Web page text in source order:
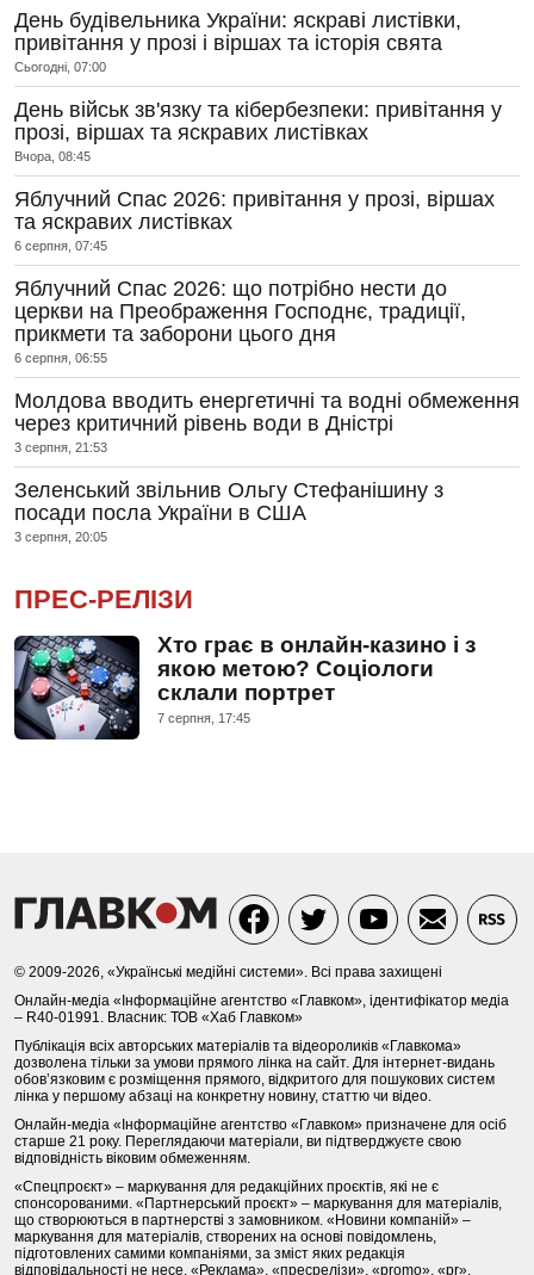
День будівельника України: яскраві листівки,
привітання у прозі і віршах та історія свята
Сьогодні, 07:00
День військ зв'язку та кібербезпеки: привітання у
прозі, віршах та яскравих листівках
Вчора, 08:45
Яблучний Спас 2026: привітання у прозі, віршах
та яскравих листівках
6 серпня, 07:45
Яблучний Спас 2026: що потрібно нести до
церкви на Преображення Господнє, традиції,
прикмети та заборони цього дня
6 серпня, 06:55
Молдова вводить енергетичні та водні обмеження
через критичний рівень води в Дністрі
3 серпня, 21:53
Зеленський звільнив Ольгу Стефанішину з
посади посла України в США
3 серпня, 20:05
ПРЕС-РЕЛІЗИ
Хто грає в онлайн-казино і з
якою метою? Соціологи
склали портрет
7 серпня, 17:45
© 2009-2026, «Українські медійні системи». Всі права захищені
Онлайн-медіа «Інформаційне агентство «Главком», ідентифікатор медіа
– R40-01991. Власник: ТОВ «Хаб Главком»
Публікація всіх авторських матеріалів та відеороликів «Главкома»
дозволена тільки за умови прямого лінка на сайт. Для інтернет-видань
обов’язковим є розміщення прямого, відкритого для пошукових систем
лінка у першому абзаці на конкретну новину, статтю чи відео.
Онлайн-медіа «Інформаційне агентство «Главком» призначене для осіб
старше 21 року. Переглядаючи матеріали, ви підтверджуєте свою
відповідність віковим обмеженням.
«Спецпроєкт» – маркування для редакційних проєктів, які не є
спонсорованими. «Партнерський проєкт» – маркування для матеріалів,
що створюються в партнерстві з замовником. «Новини компаній» –
маркування для матеріалів, створених на основі повідомлень,
підготовлених самими компаніями, за зміст яких редакція
відповідальності не несе. «Реклама», «пресрелізи», «promo», «pr»,